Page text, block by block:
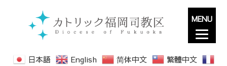
日本語 English 简体中文
繁體中文
MENU